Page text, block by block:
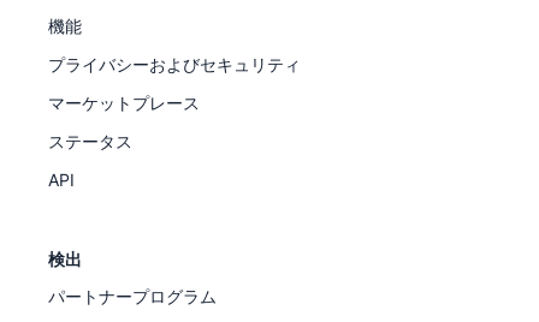
機能
プライバシーおよびセキュリティ
マーケットプレース
ステータス
API
検出
パートナープログラム